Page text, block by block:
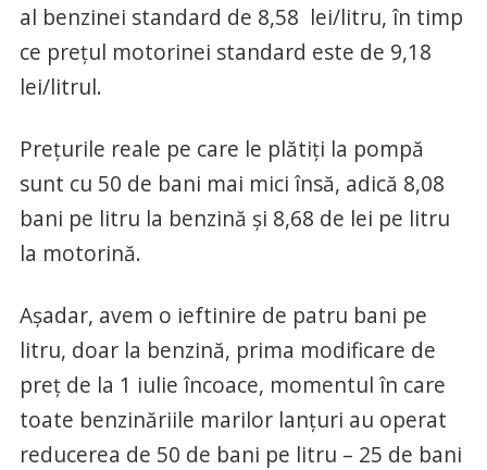
al benzinei standard de 8,58 lei/litru, în timp
ce prețul motorinei standard este de 9,18
lei/litrul.
Prețurile reale pe care le plătiți la pompă
sunt cu 50 de bani mai mici însă, adică 8,08
bani pe litru la benzină și 8,68 de lei pe litru
la motorină.
Așadar, avem o ieftinire de patru bani pe
litru, doar la benzină, prima modificare de
preț de la 1 iulie încoace, momentul în care
toate benzinăriile marilor lanțuri au operat
reducerea de 50 de bani pe litru – 25 de bani